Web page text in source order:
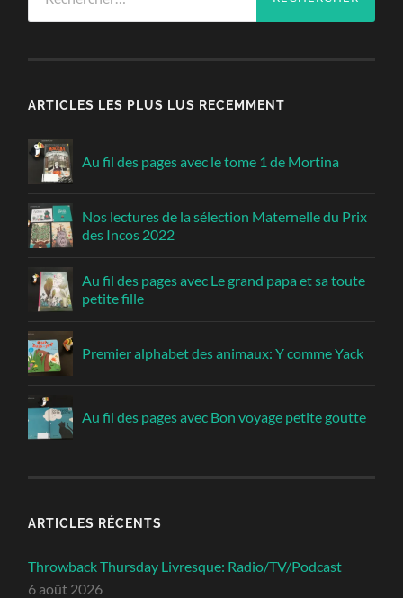
ARTICLES LES PLUS LUS RECEMMENT
Au fil des pages avec le tome 1 de Mortina
Nos lectures de la sélection Maternelle du Prix
des Incos 2022
Au fil des pages avec Le grand papa et sa toute
petite fille
Premier alphabet des animaux: Y comme Yack
Au fil des pages avec Bon voyage petite goutte
ARTICLES RÉCENTS
Throwback Thursday Livresque: Radio/TV/Podcast
6 août 2026